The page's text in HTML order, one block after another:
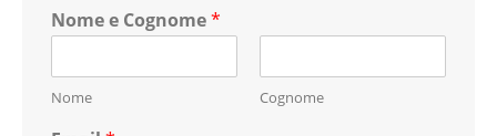
Nome e Cognome*
Nome Cognome